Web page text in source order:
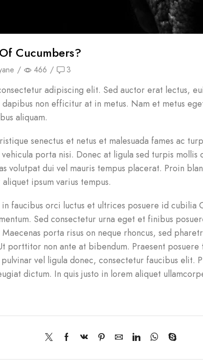
Cucumbers?
/ 466 / 3
adipiscing elit. Sed auctor erat lectus,
dapibus non efficitur at in metus. Nam et metus
aliquam.
senectus et netus et malesuada fames ac
porta nisi. Donec at ligula sed turpis mollis
volutpat dui vel mauris tempus placerat. Proin
ipsum varius tempus.
faucibus orci luctus et ultrices posuere id cubilia
Sed consectetur urna eget et finibus
porta risus on neque rhoncus, sed
porttitor non ante at bibendum. Praesent
vel ligula donec, consectetur faucibus elit.
dictum. In quis justo in lorem aliquet